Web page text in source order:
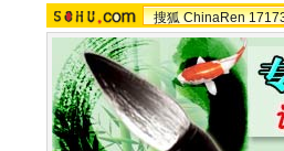
搜狐 ChinaRen